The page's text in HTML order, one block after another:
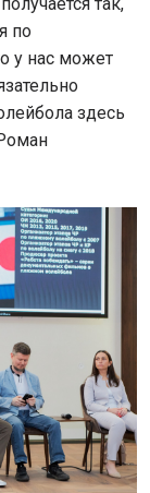
по
у нас может
здесь